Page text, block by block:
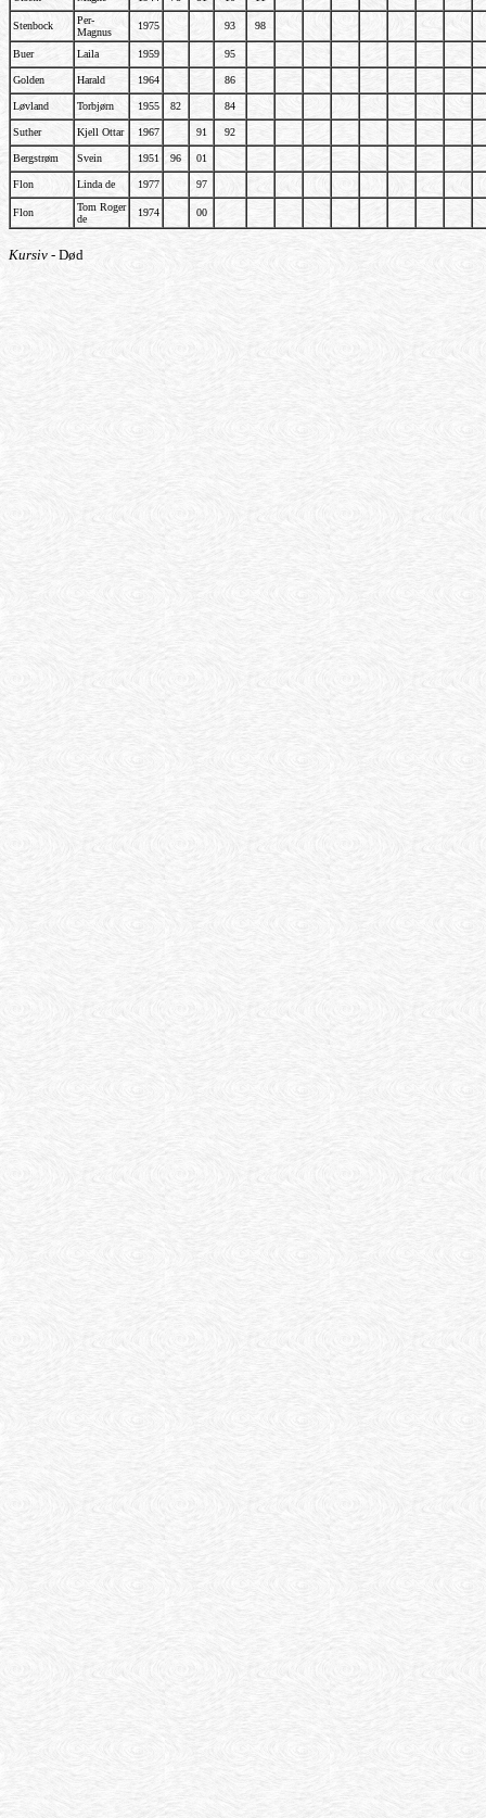
Stenbock
Per-
Magnus
1975 93 98
Buer Laila 1959 95
Golden Harald 1964 86
Løvland Torbjørn 1955 82 84
Suther Kjell Ottar 1967 91 92
Bergstrøm Svein 1951 96 01
Flon Linda de 1977 97
Flon
Tom Roger
de
1974 00
Kursiv - Død